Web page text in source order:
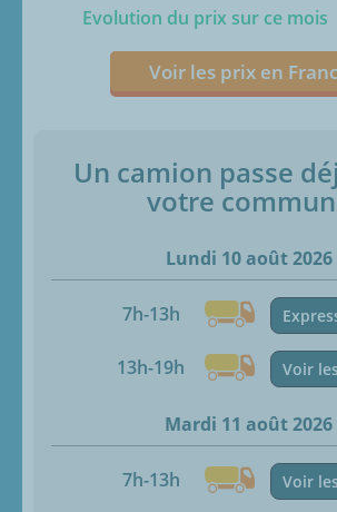
Evolution du prix sur ce mois
Voir les prix en
Un camion passe
votre
Lundi 10 août 2026
7h-13h
13h-19h Voir
Mardi 11 août 2026
7h-13h Voir